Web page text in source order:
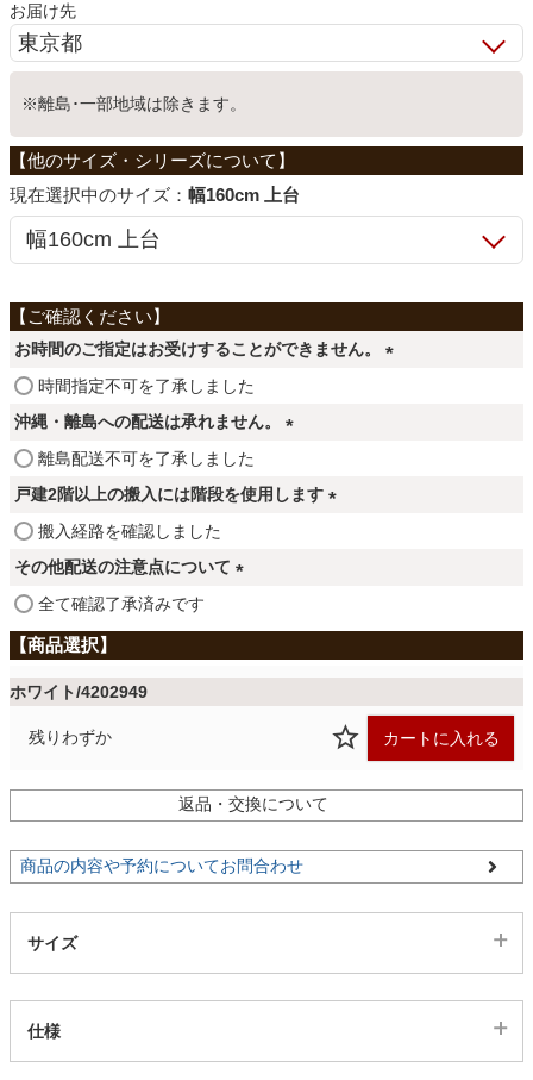
学習机
ホームオフィス
こたつ
寝具
ファブリック
ラグ
マット
収納用品
家電・照明器具
インテリア雑貨
お届け先
※離島･一部地域は除きます。
サイズ： 幅160cm 上台
お時間のご指定はお受けすることができません。
時間指定不可を了承しました
沖縄・離島への配送は承れません。
必
離島配送不可を了承しました
戸建2階以上の搬入には階段を使用します
搬入経路を確認しました
その他配送の注意点について
必
須
)
全て確認了承済みです
ホワイト/4202949
残りわずか カートに入れる
返品・交換について
商品の内容や予約についてお問合わせ
サイズ
仕様